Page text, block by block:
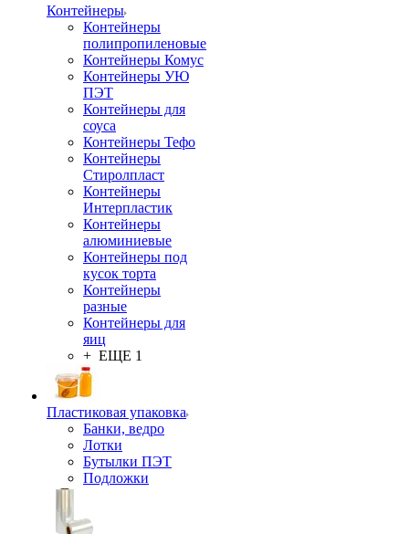
Контейнеры
Контейнеры
полипропиленовые
Контейнеры Комус
Контейнеры УЮ
ПЭТ
Контейнеры для
соуса
Контейнеры Тефо
Контейнеры
Стиролпласт
Контейнеры
Интерпластик
Контейнеры
алюминиевые
Контейнеры под
кусок торта
Контейнеры
разные
Контейнеры для
яиц
+ ЕЩЕ 1
Пластиковая упаковка
Банки, ведро
Лотки
Бутылки ПЭТ
Подложки